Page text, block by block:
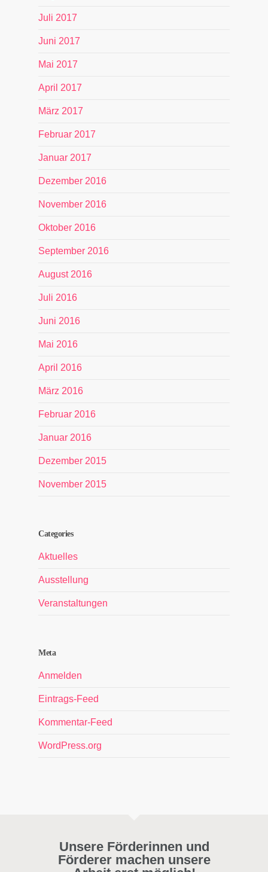
Juli 2017
Juni 2017
Mai 2017
April 2017
März 2017
Februar 2017
Januar 2017
Dezember 2016
November 2016
Oktober 2016
September 2016
August 2016
Juli 2016
Juni 2016
Mai 2016
April 2016
März 2016
Februar 2016
Januar 2016
Dezember 2015
November 2015
Categories
Aktuelles
Ausstellung
Veranstaltungen
Meta
Anmelden
Eintrags-Feed
Kommentar-Feed
WordPress.org
Unsere Förderinnen und
Förderer machen unsere